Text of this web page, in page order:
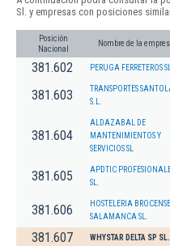
Sl. y empresas con posiciones
Posición
Nacional
Nombre de la
381.602 PERUGA FERRETEROS SL
381.603
TRANSPORTES
S.L.
381.604
ALDAZABAL DE
MANTENIMIENTOS Y
SERVICIOS SL
381.605
APDTIC
SL.
381.606
HOSTELERIA BROCENSE
SALAMANCA SL.
381.607 WHYSTAR DELTA SP SL.